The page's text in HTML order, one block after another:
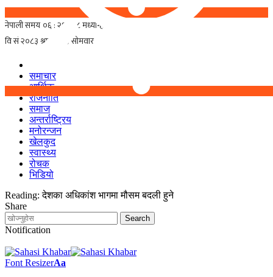
समाचार
आर्थिक
राजनीति
समाज
अन्तर्राष्ट्रिय
मनोरन्जन
खेलकुद
स्वास्थ्य
रोचक
भिडियो
Reading: देशका अधिकांश भागमा मौसम बदली हुने
Share
Notification
Font ResizerAa